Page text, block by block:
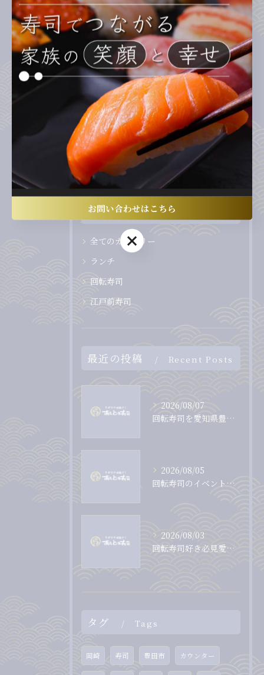
コスト削減の徹底ガイド
2026/02/22
回転寿司のネタを愛知県岡崎市で満喫す
るこだわり体験ガイド
... 12 13 14 ... 17
カテゴリー Categories
全てのカテゴリー
ランチ
回転寿司
江戸前寿司
最近の投稿 Recent Posts
2026/08/07
回転寿司を愛知県豊田市で満喫するための選び方と地元情報まとめ
2026/08/05
回転寿司のイベントで愛知県岡崎市を家族で満喫するお得な過ごし方
2026/08/03
回転寿司好き必見愛知県岡崎市で味とコスパを両立する店選びのコツ
タグ Tags
岡崎 寿司 豊田市 カウンター
お問い合わせはこちら
お問い合わせはこちら